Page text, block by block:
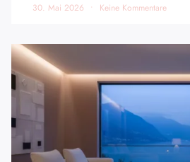
30. Mai 2026 Keine Kommentare